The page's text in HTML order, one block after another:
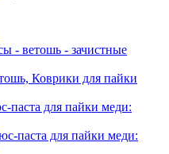
- ветошь - зачистные
Коврики для пайки
для пайки меди:
паста для пайки меди: